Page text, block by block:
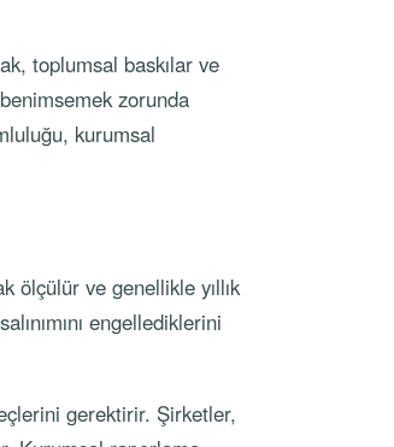
toplumsal baskılar ve
zorunda
kurumsal
ölçülür ve genellikle yıllık
engellediklerini
gerektirir. Şirketler,